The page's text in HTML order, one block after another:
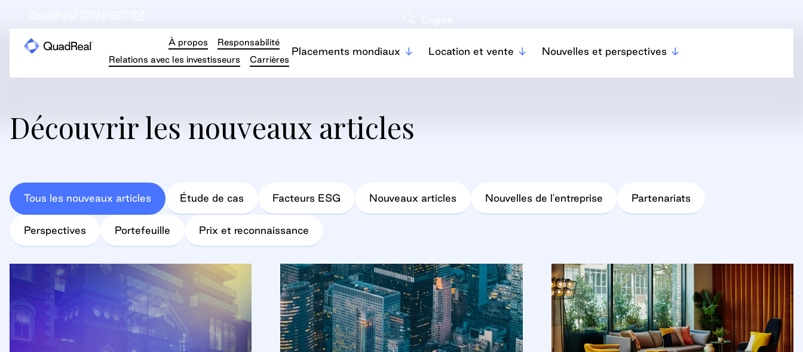
Placements mondiaux Location et vente Nouvelles et perspectives
À propos
Responsabilité
Relations avec les investisseurs
Carrières
Découvrir les nouveaux articles
Tous les nouveaux articles Étude de cas Facteurs ESG Nouveaux articles Nouvelles de l'entreprise Partenariats
Perspectives Portefeuille Prix et reconnaissance